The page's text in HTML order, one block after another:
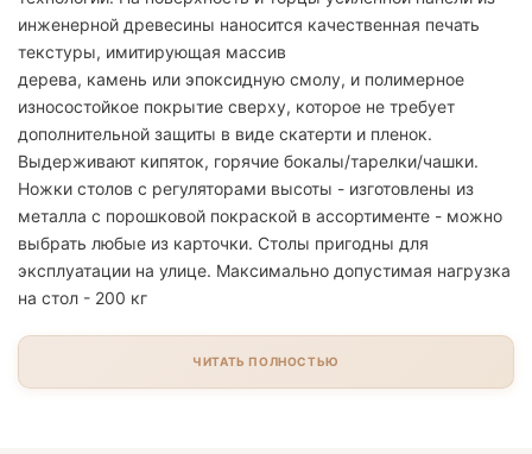
инженерной древесины наносится качественная печать
текстуры, имитирующая массив
дерева, камень или эпоксидную смолу, и полимерное
износостойкое покрытие сверху, которое не требует
дополнительной защиты в виде скатерти и пленок.
Выдерживают кипяток, горячие бокалы/тарелки/чашки.
Ножки столов с регуляторами высоты - изготовлены из
металла с порошковой покраской в ассортименте - можно
выбрать любые из карточки. Столы пригодны для
эксплуатации на улице. Максимально допустимая нагрузка
на стол - 200 кг
ЧИТАТЬ ПОЛНОСТЬЮ